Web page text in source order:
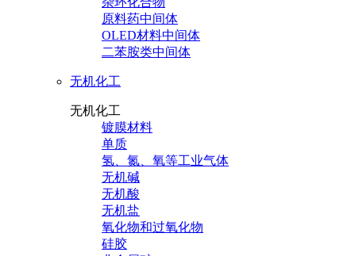
原料药中间体
OLED材料中间体
二苯胺类中间体
无机化工
无机化工
镀膜材料
单质
氢、氮、氧等工业气体
无机碱
无机酸
无机盐
氧化物和过氧化物
硅胶